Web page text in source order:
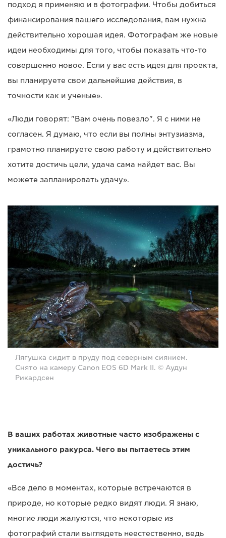
подход я применяю и в фотографии. Чтобы добиться
финансирования вашего исследования, вам нужна
действительно хорошая идея. Фотографам же новые
идеи необходимы для того, чтобы показать что-то
совершенно новое. Если у вас есть идея для проекта,
вы планируете свои дальнейшие действия, в
точности как и ученые».
«Люди говорят: "Вам очень повезло". Я с ними не
согласен. Я думаю, что если вы полны энтузиазма,
грамотно планируете свою работу и действительно
хотите достичь цели, удача сама найдет вас. Вы
можете запланировать удачу».
Лягушка сидит в пруду под северным сиянием.
Снято на камеру Canon EOS 6D Mark II. © Аудун
Рикардсен
В ваших работах животные часто изображены с
уникального ракурса. Чего вы пытаетесь этим
достичь?
«Все дело в моментах, которые встречаются в
природе, но которые редко видят люди. Я знаю,
многие люди жалуются, что некоторые из
фотографий стали выглядеть неестественно, ведь